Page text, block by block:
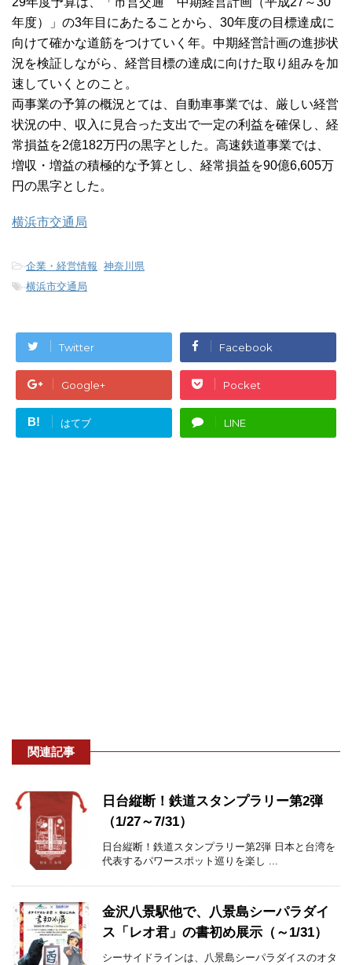
年度）」の3年目にあたることから、30年度の目標達成に
向けて確かな道筋をつけていく年。中期経営計画の進捗状
況を検証しながら、経営目標の達成に向けた取り組みを加
速していくとのこと。
両事業の予算の概況とては、自動車事業では、厳しい経営
状況の中、収入に見合った支出で一定の利益を確保し、経
常損益を2億182万円の黒字とした。高速鉄道事業では、
増収・増益の積極的な予算とし、経常損益を90億6,605万
円の黒字とした。
横浜市交通局
-企業・経営情報, 神奈川県
-横浜市交通局
Twitter Facebook
Google+ Pocket
B! はてブ LINE
関連記事
日台縦断！鉄道スタンプラリー第2弾
（1/27～7/31）
日台縦断！鉄道スタンプラリー第2弾 日本と台湾を
代表するパワースポット巡りを楽し ...
金沢八景駅他で、八景島シーパラダイ
ス「レオ君」の書初め展示（～1/31）
シーサイドラインは、八景島シーパラダイスのオタ